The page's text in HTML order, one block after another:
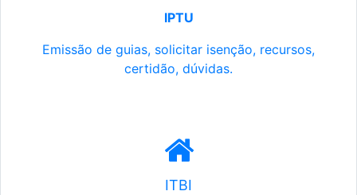
IPTU
Emissão de guias, solicitar isenção, recursos,
certidão, dúvidas.
ITBI